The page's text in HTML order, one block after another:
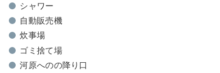
シャワー
自動販売機
炊事場
ゴミ捨て場
河原へのの降り口